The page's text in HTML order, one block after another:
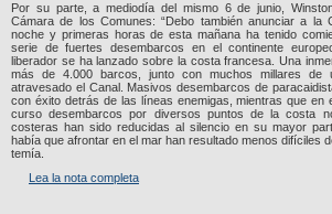
Por su parte, a mediodía del mismo 6 de junio,
Cámara de los Comunes: “Debo también anunciar a la
noche y primeras horas de esta mañana ha tenido
serie de fuertes desembarcos en el continente
liberador se ha lanzado sobre la costa francesa. Una
más de 4.000 barcos, junto con muchos millares de
atravesado el Canal. Masivos desembarcos de
con éxito detrás de las líneas enemigas, mientras que en
curso desembarcos por diversos puntos de la costa
costeras han sido reducidas al silencio en su mayor
había que afrontar en el mar han resultado menos difíciles
temía.
Lea la nota completa